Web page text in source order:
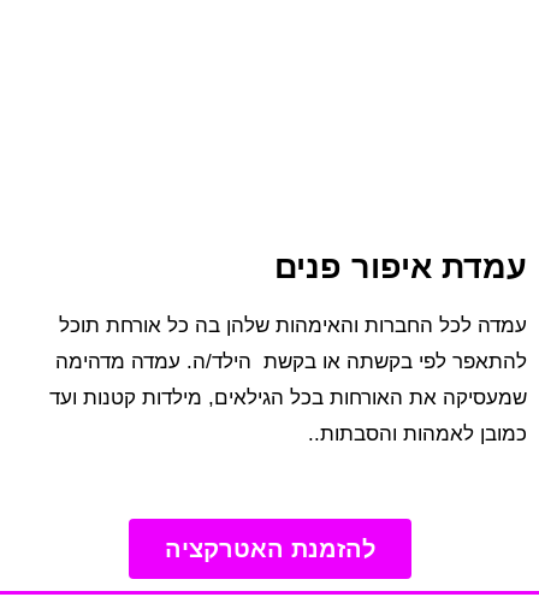
עמדת איפור פנים​
​עמדה לכל החברות והאימהות שלהן בה כל אורחת תוכל
להתאפר לפי בקשתה או בקשת הילד/ה. עמדה מדהימה
שמעסיקה את האורחות בכל הגילאים, מילדות קטנות ועד
כמובן לאמהות והסבתות..
להזמנת האטרקציה